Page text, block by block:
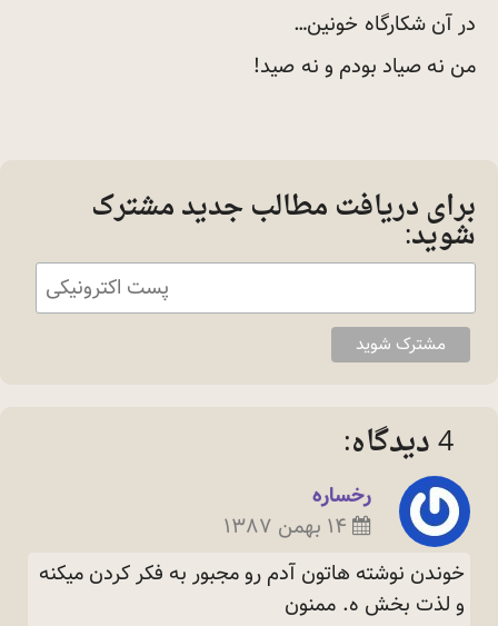
در آن شکارگاه خونین…
من نه صیاد بودم و نه صید!
برای دریافت مطالب جدید مشترک
شوید:
4 دیدگاه:
رخساره
۱۴ بهمن ۱۳۸۷
خوندن نوشته هاتون آدم رو مجبور به فكر كردن ميكنه
و لذت بخش ه. ممنون